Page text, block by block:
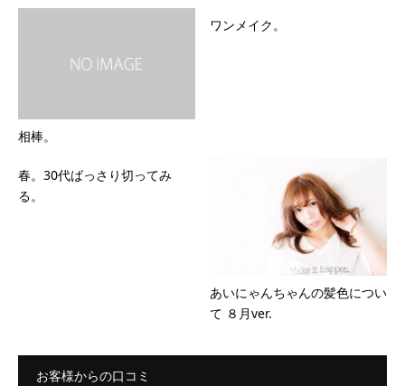
相棒。
ワンメイク。
春。30代ばっさり切ってみ
る。
あいにゃんちゃんの髪色につい
て ８月ver.
お客様からの口コミ